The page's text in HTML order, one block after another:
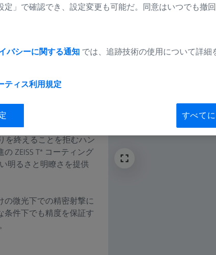
を終えることを拒むハン
ZEISS T* コーティング
明るさと明瞭さを提供
の微光下での精密射撃に
条件下でも精度を保証す
定」で確認でき、設定変更も可能だ。同意はいつでも撤
バシーに関する通知 では、追跡技術の使用について詳細
ティス利用規定
すべて